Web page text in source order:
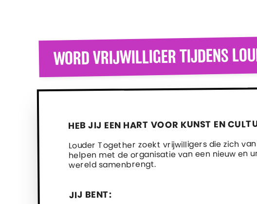
WORD VRIJWILLIGER TIJDENS
HEB JIJ EEN HART VOOR KUNST EN
Louder Together zoekt vrijwilligers die zich
helpen met de organisatie van een nieuw en
wereld samenbrengt.
JIJ BENT: